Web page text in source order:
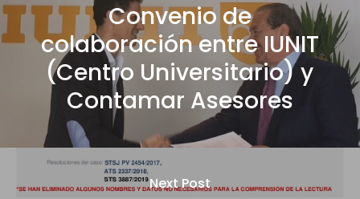
Convenio de
colaboración entre IUNIT
(Centro Universitario) y
Contamar Asesores
Next Post